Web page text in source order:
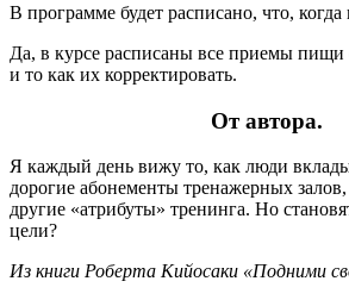
В программе будет расписано, что, когда
Да, в курсе расписаны все приемы
и то как их корректировать.
От автора.
Я каждый день вижу то, как люди
дорогие абонементы тренажерных
другие «атрибуты» тренинга. Но
цели?
Из книги Роберта Кийосаки «Подними